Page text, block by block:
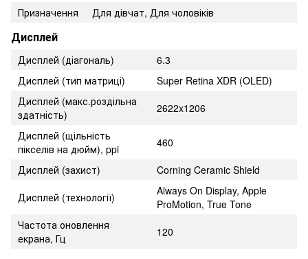
Призначення
Для дівчат, Для чоловіків
Дисплей
Дисплей (діагональ)
6.3
Дисплей (тип матриці)
Super Retina XDR (OLED)
Дисплей (макс.роздільна
здатність)
2622x1206
Дисплей (щільність
пікселів на дюйм), ppi
460
Дисплей (захист)
Corning Ceramic Shield
Дисплей (технології)
Always On Display, Apple
ProMotion, True Tone
Частота оновлення
екрана, Гц
120